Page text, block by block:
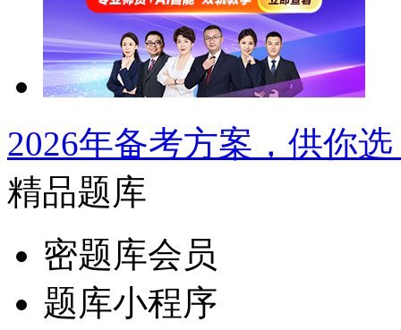
2026年备考方案，供你
精品题库
密题库会员
题库小程序